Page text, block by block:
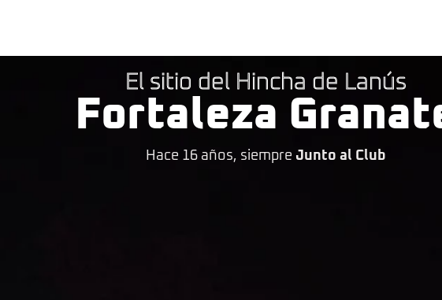
El sitio del Hincha de Lanús
Fortaleza
Hace 16 años, siempre Junto al Club